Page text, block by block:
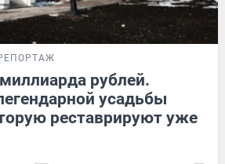
рублей.
усадьбы
реставрируют уже